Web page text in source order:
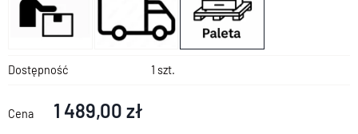
Dostępność 1 szt.
Cena 1 489,00 zł